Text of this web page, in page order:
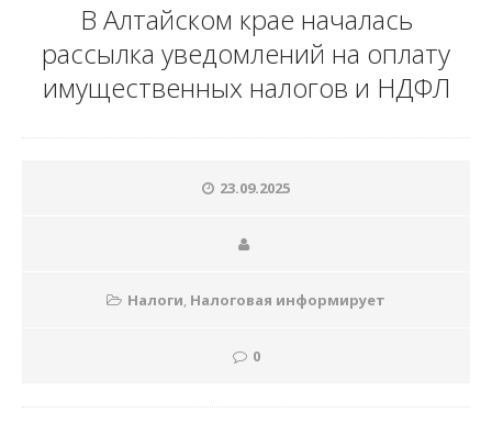
В Алтайском крае началась
рассылка уведомлений на оплату
имущественных налогов и НДФЛ
23.09.2025
Налоги, Налоговая информирует
0